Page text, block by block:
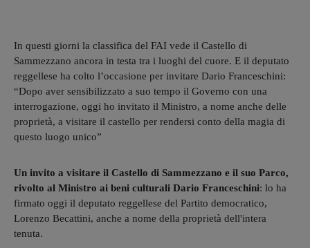
In questi giorni la classifica del FAI vede il Castello di
Sammezzano ancora in testa tra i luoghi del cuore. E il deputato
reggellese ha colto l’occasione per invitare Dario Franceschini:
“Dopo aver sensibilizzato a suo tempo il Governo con una
interrogazione, oggi ho invitato il Ministro, a nome anche delle
proprietà, a visitare il castello per rendersi conto della magia di
questo luogo unico”
Un invito a visitare il Castello di Sammezzano e il suo Parco,
rivolto al Ministro ai beni culturali Dario Franceschini: lo ha
firmato oggi il deputato reggellese del Partito democratico,
Lorenzo Becattini, anche a nome della proprietà dell'intera
tenuta.